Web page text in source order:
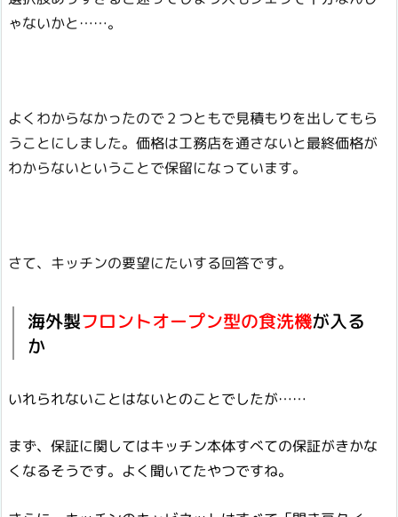
ゃないかと……。
よくわからなかったので２つともで見積もりを出してもら
うことにしました。価格は工務店を通さないと最終価格が
わからないということで保留になっています。
さて、キッチンの要望にたいする回答です。
海外製フロントオープン型の食洗機が入る
か
いれられないことはないとのことでしたが……
まず、保証に関してはキッチン本体すべての保証がきかな
くなるそうです。よく聞いてたやつですね。